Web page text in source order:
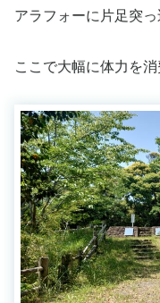
アラフォーに片足突
ここで大幅に体力を